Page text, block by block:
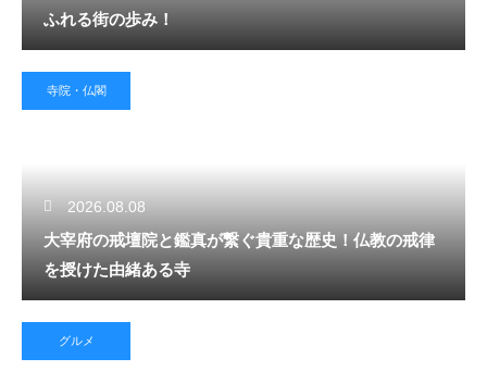
ふれる街の歩み！
寺院・仏閣
2026.08.08
大宰府の戒壇院と鑑真が繋ぐ貴重な歴史！仏教の戒律
を授けた由緒ある寺
グルメ